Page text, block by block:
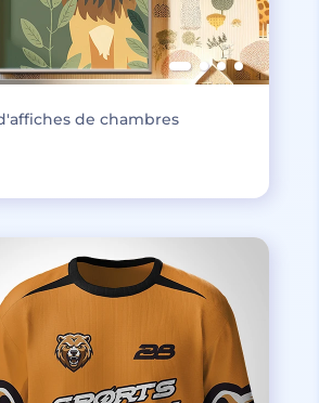
de chambres